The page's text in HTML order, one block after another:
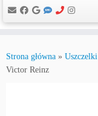
do
treści
Strona główna » Uszczelki
Victor Reinz